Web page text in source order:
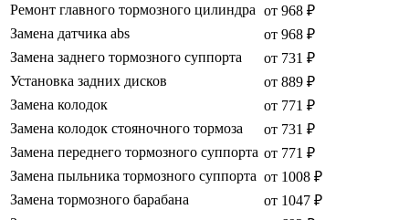
Ремонт главного тормозного цилиндра от 968 ₽
Замена датчика abs
от 968 ₽
Замена заднего тормозного суппорта
от 731 ₽
Установка задних дисков
от 889 ₽
Замена колодок
от 771 ₽
Замена колодок стояночного тормоза
от 731 ₽
Замена переднего тормозного суппорта от 771 ₽
Замена пыльника тормозного суппорта от 1008 ₽
Замена тормозного барабана
от 1047 ₽